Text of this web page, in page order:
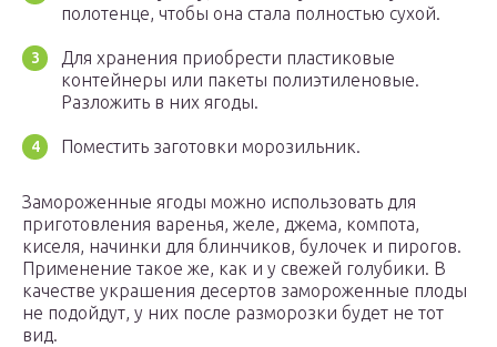
полотенце, чтобы она стала полностью сухой.
Для хранения приобрести пластиковые
контейнеры или пакеты полиэтиленовые.
Разложить в них ягоды.
Поместить заготовки морозильник.
Замороженные ягоды можно использовать для
приготовления варенья, желе, джема, компота,
киселя, начинки для блинчиков, булочек и пирогов.
Применение такое же, как и у свежей голубики. В
качестве украшения десертов замороженные плоды
не подойдут, у них после разморозки будет не тот
вид.